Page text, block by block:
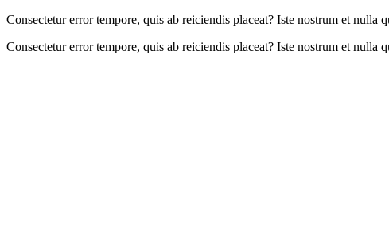
Consectetur error tempore, quis ab reiciendis placeat? Iste nostrum et
Consectetur error tempore, quis ab reiciendis placeat? Iste nostrum et